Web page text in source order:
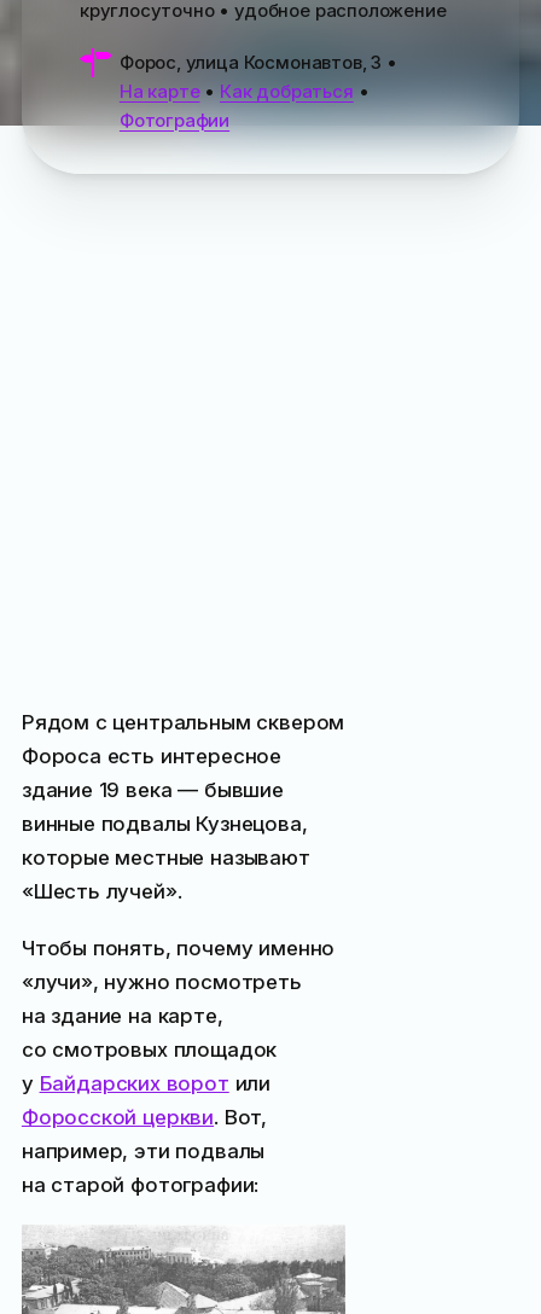
круглосуточно • удобное расположение
Форос, улица Космонавтов, 3 •
На карте• Как добраться •
Фотографии
Рядом с центральным сквером
Фороса есть интересное
здание 19 века — бывшие
винные подвалы Кузнецова,
которые местные называют
«Шесть лучей».
Чтобы понять, почему именно
«лучи», нужно посмотреть
на здание на карте,
со смотровых площадок
у Байдарских ворот или
Форосской церкви. Вот,
например, эти подвалы
на старой фотографии: